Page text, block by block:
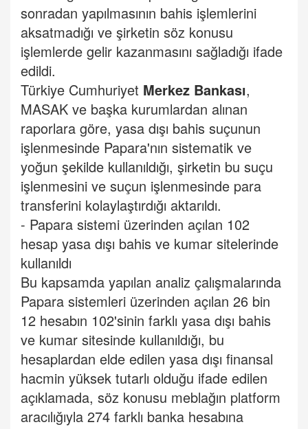
sonradan yapılmasının bahis işlemlerini
aksatmadığı ve şirketin söz konusu
işlemlerde gelir kazanmasını sağladığı ifade
edildi.
Türkiye Cumhuriyet Merkez Bankası,
MASAK ve başka kurumlardan alınan
raporlara göre, yasa dışı bahis suçunun
işlenmesinde Papara'nın sistematik ve
yoğun şekilde kullanıldığı, şirketin bu suçu
işlenmesini ve suçun işlenmesinde para
transferini kolaylaştırdığı aktarıldı.
- Papara sistemi üzerinden açılan 102
hesap yasa dışı bahis ve kumar sitelerinde
kullanıldı
Bu kapsamda yapılan analiz çalışmalarında
Papara sistemleri üzerinden açılan 26 bin
12 hesabın 102'sinin farklı yasa dışı bahis
ve kumar sitesinde kullanıldığı, bu
hesaplardan elde edilen yasa dışı finansal
hacmin yüksek tutarlı olduğu ifade edilen
açıklamada, söz konusu meblağın platform
aracılığıyla 274 farklı banka hesabına